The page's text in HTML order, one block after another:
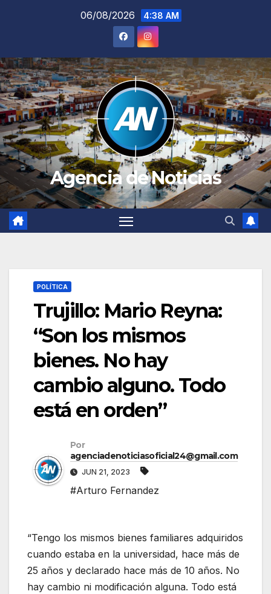
06/08/2026 4:38 AM
Agencia de Noticias
POLÍTICA
Trujillo: Mario Reyna:
“Son los mismos
bienes. No hay
cambio alguno. Todo
está en orden”
Por
agenciadenoticiasoficial24@gmail.com
JUN 21, 2023
#Arturo Fernandez
“Tengo los mismos bienes familiares adquiridos
cuando estaba en la universidad, hace más de
25 años y declarado hace más de 10 años. No
hay cambio ni modificación alguna. Todo está